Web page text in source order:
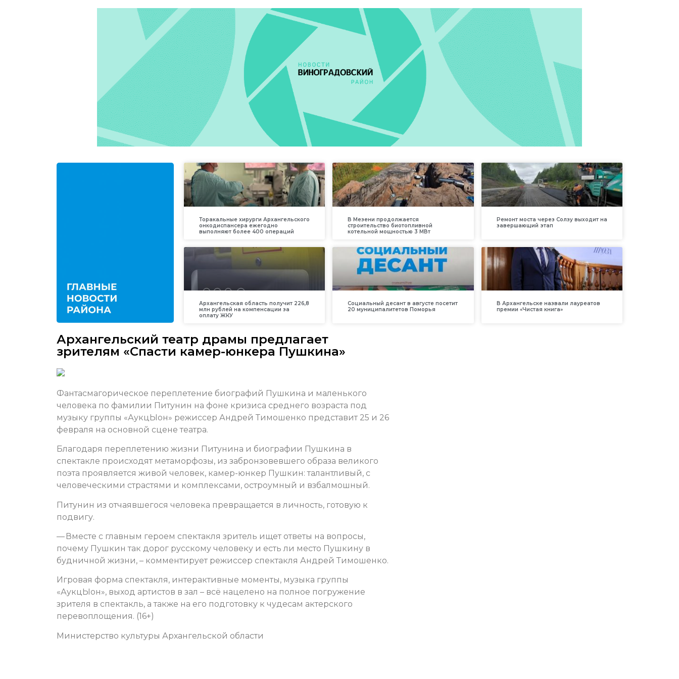
Торакальные хирурги Архангельского
онкодиспансера ежегодно
выполняют более 400 операций
В Мезени продолжается
строительство биотопливной
котельной мощностью 3 МВт
Ремонт моста через Солзу выходит на
завершающий этап
Архангельская область получит 226,8
млн рублей на компенсации за
оплату ЖКУ
Социальный десант в августе посетит
20 муниципалитетов Поморья
В Архангельске назвали лауреатов
премии «Чистая книга»
Архангельский театр драмы предлагает
зрителям «Спасти камер-юнкера Пушкина»
Фантасмагорическое переплетение биографий Пушкина и маленького
человека по фамилии Питунин на фоне кризиса среднего возраста под
музыку группы «АукцЫон» режиссер Андрей Тимошенко представит 25 и 26
февраля на основной сцене театра.
Благодаря переплетению жизни Питунина и биографии Пушкина в
спектакле происходят метаморфозы, из забронзовевшего образа великого
поэта проявляется живой человек, камер-юнкер Пушкин: талантливый, с
человеческими страстями и комплексами, остроумный и взбалмошный.
Питунин из отчаявшегося человека превращается в личность, готовую к
подвигу.
— Вместе с главным героем спектакля зритель ищет ответы на вопросы,
почему Пушкин так дорог русскому человеку и есть ли место Пушкину в
будничной жизни, – комментирует режиссер спектакля Андрей Тимошенко.
Игровая форма спектакля, интерактивные моменты, музыка группы
«АукцЫон», выход артистов в зал – всё нацелено на полное погружение
зрителя в спектакль, а также на его подготовку к чудесам актерского
перевоплощения. (16+)
Министерство культуры Архангельской области